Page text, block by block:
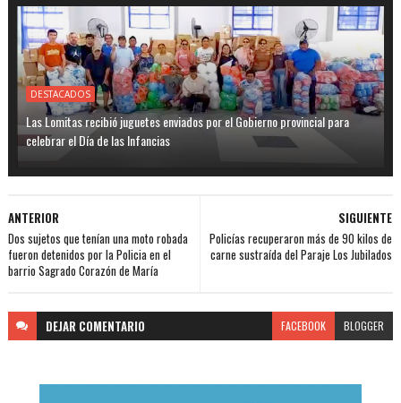
DESTACADOS
Las Lomitas recibió juguetes enviados por el Gobierno provincial para
celebrar el Día de las Infancias
SIGUIENTE
Policías recuperaron más de 90 kilos de
carne sustraída del Paraje Los Jubilados
ANTERIOR
Dos sujetos que tenían una moto robada
fueron detenidos por la Policia en el
barrio Sagrado Corazón de María
DEJAR COMENTARIO FACEBOOK BLOGGER